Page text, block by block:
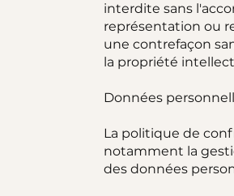
interdite sans
représentation ou
une contrefaçon
la propriété
Données
La politique de
notamment la
des données